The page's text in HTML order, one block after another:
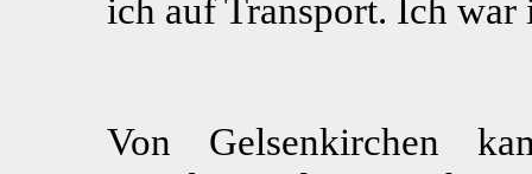
ich auf Transport. Ich war
Von Gelsenkirchen